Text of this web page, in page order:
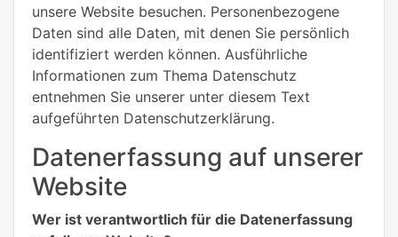
unsere Website besuchen. Personenbezogene
Daten sind alle Daten, mit denen Sie persönlich
identifiziert werden können. Ausführliche
Informationen zum Thema Datenschutz
entnehmen Sie unserer unter diesem Text
aufgeführten Datenschutzerklärung.
Datenerfassung auf unserer
Website
Wer ist verantwortlich für die Datenerfassung